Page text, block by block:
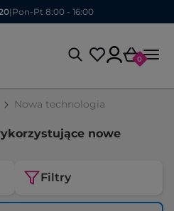
| Pon-Pt 8:00 - 16:00
0
Nowa technologia
nowe
Filtry